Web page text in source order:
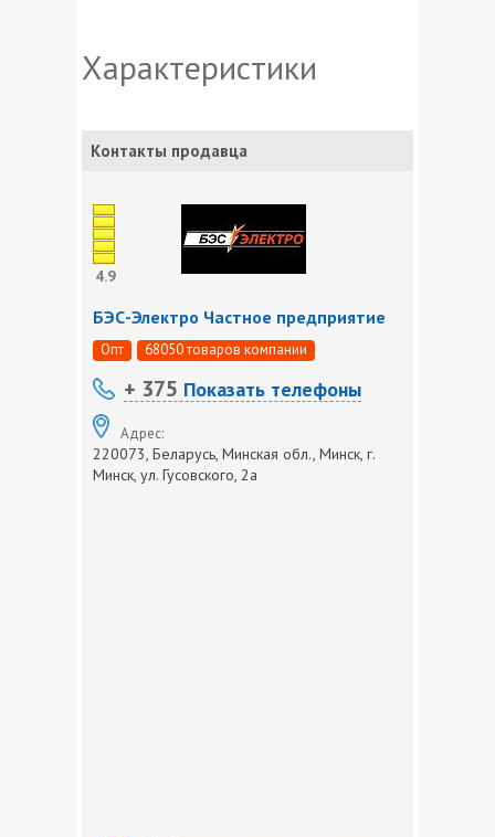
Характеристики
Контакты продавца
4.9
БЭС-Электро Частное предприятие
Опт 68050 товаров компании
+ 375 Показать телефоны
Адрес:
220073, Беларусь, Минская обл., Минск, г.
Минск, ул. Гусовского, 2а